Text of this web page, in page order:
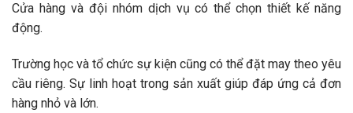
Cửa hàng và đội nhóm dịch vụ có thể chọn thiết kế năng
động.
Trường học và tổ chức sự kiện cũng có thể đặt may theo yêu
cầu riêng. Sự linh hoạt trong sản xuất giúp đáp ứng cả đơn
hàng nhỏ và lớn.